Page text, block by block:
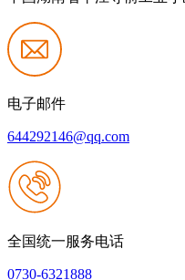
电子邮件
644292146@qq.com
全国统一服务电话
0730-6321888